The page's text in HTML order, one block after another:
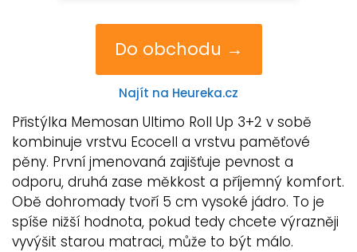
Do obchodu →
Najít na Heureka.cz
Přistýlka Memosan Ultimo Roll Up 3+2 v sobě
kombinuje vrstvu Ecocell a vrstvu paměťové
pěny. První jmenovaná zajišťuje pevnost a
odporu, druhá zase měkkost a příjemný komfort.
Obě dohromady tvoří 5 cm vysoké jádro. To je
spíše nižší hodnota, pokud tedy chcete výrazněji
vyvýšit starou matraci, může to být málo.